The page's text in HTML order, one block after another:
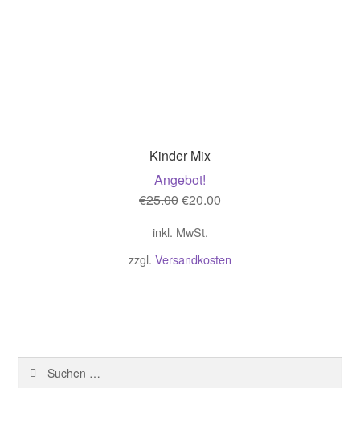
Kinder Mix
Angebot!
€25.00Ursprünglicher
war:
€25.00
€20.00
€20.00.
inkl. MwSt.
zzgl. Versandkosten
Suchen